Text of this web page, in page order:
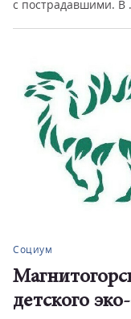
с пострадавшими. В
Социум
детского